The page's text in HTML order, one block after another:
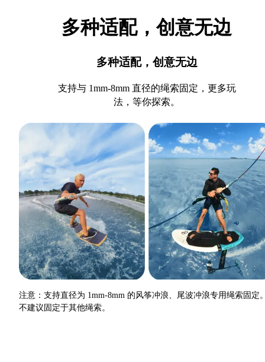
多种适配，创意无边
多种适配，创意无边
支持与 1mm-8mm 直径的绳索固定，更多玩
法，等你探索。
注意：支持直径为 1mm-8mm 的风筝冲浪、尾波冲浪专用绳索固定
不建议固定于其他绳索。